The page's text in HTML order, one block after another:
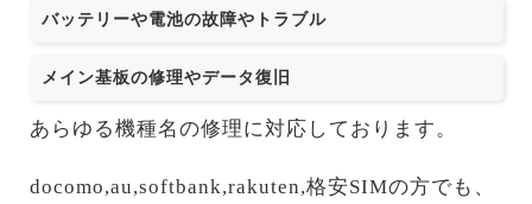
バッテリーや電池の故障やトラブル
メイン基板の修理やデータ復旧
あらゆる機種名の修理に対応しております。
docomo,au,softbank,rakuten,格安SIMの方でも、